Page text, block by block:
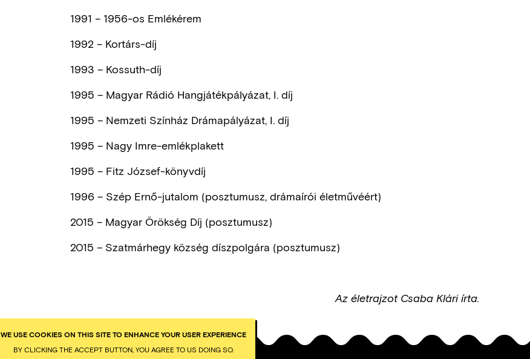
1991 – 1956-os Emlékérem
1992 – Kortárs-díj
1993 – Kossuth-díj
1995 – Magyar Rádió Hangjátékpályázat, I. díj
1995 – Nemzeti Színház Drámapályázat, I. díj
1995 – Nagy Imre-emlékplakett
1995 – Fitz József-könyvdíj
1996 – Szép Ernő-jutalom (posztumusz, drámaírói életművéért)
2015 – Magyar Örökség Díj (posztumusz)
2015 – Szatmárhegy község díszpolgára (posztumusz)
Az életrajzot Csaba Klári írta.
WE USE COOKIES ON THIS SITE TO ENHANCE YOUR USER EXPERIENCE
BY CLICKING THE ACCEPT BUTTON, YOU AGREE TO US DOING SO.